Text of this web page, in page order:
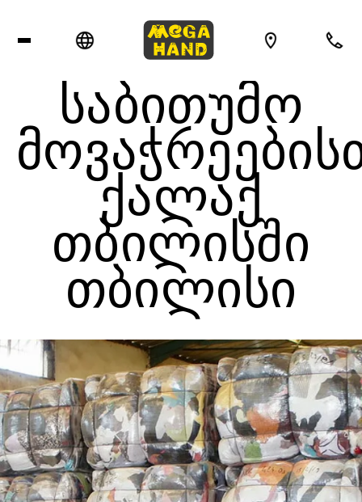
ᲡᲐᲑᲘᲗᲣᲛᲝ
ᲥᲐᲚᲐᲥ
ᲗᲑᲘᲚᲘᲡᲨᲘ
ᲗᲑᲘᲚᲘᲡᲘ